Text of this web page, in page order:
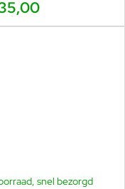
snel bezorgd